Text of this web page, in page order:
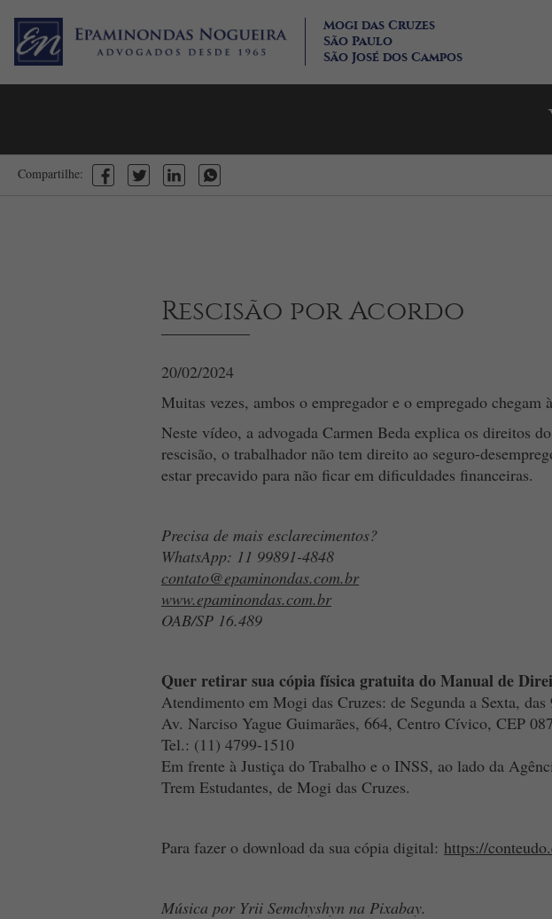
Mogi das Cruzes
São Paulo
São José dos Campos
Compartilhe:
Rescisão por Acordo
20/02/2024
Muitas vezes, ambos o empregador e o empregado
Neste vídeo, a advogada Carmen Beda explica os direitos
rescisão, o trabalhador não tem direito ao seguro-
estar precavido para não ficar em dificuldades financeiras.
Precisa de mais esclarecimentos?
WhatsApp: 11 99891-4848
contato@epaminondas.com.br
www.epaminondas.com.br
OAB/SP 16.489
Quer retirar sua cópia física gratuita do Manual de
Atendimento em Mogi das Cruzes: de Segunda a Sexta, das
Av. Narciso Yague Guimarães, 664, Centro Cívico, CEP
Tel.: (11) 4799-1510
Em frente à Justiça do Trabalho e o INSS, ao lado da
Trem Estudantes, de Mogi das Cruzes.
Para fazer o download da sua cópia digital: https://
Música por Yrii Semchyshyn na Pixabay.